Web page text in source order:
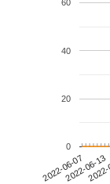
2022-06-072022-06-13
0
20
40
60